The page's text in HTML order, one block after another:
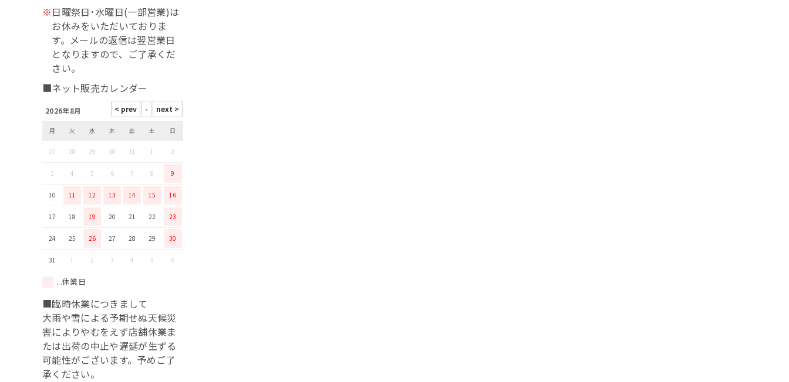
※日曜祭日･水曜日(一部営業)は
お休みをいただいておりま
す。メールの返信は翌営業日
となりますので、ご了承くだ
さい。
■ネット販売カレンダー
2026年8月
月 火 水 木 金 土 日
27 28 29 30 31 1 2
3 4 5 6 7 8 9
10 11 12 13 14 15 16
17 18 19 20 21 22 23
24 25 26 27 28 29 30
31 1 2 3 4 5 6
...休業日
■臨時休業につきまして
大雨や雪による予期せぬ天候災
害によりやむをえず店舗休業ま
たは出荷の中止や遅延が生ずる
可能性がございます。予めご了
承ください。